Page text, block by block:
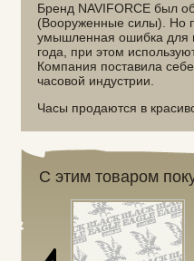
Бренд NAVIFORCE был
(Вооруженные силы). Но
умышленная ошибка для
года, при этом
Компания поставила
часовой индустрии.
Часы продаются в
С этим товаром